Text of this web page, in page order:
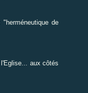
de
aux côtés